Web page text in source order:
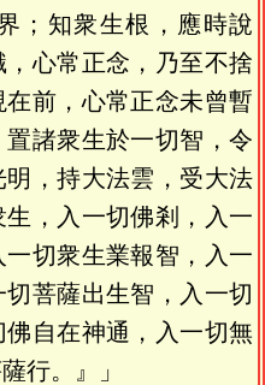
；知衆生根，應時說
心常正念，乃至不捨
前，心常正念未曾暫
諸衆生於一切智，令
，持大法雲，受大法
，入一切佛剎，入一
切衆生業報智，入一
菩薩出生智，入一切
自在神通，入一切無
行。』」